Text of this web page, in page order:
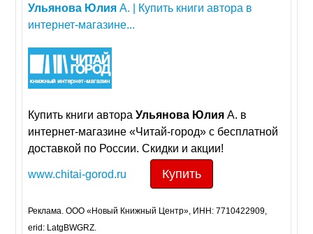
Ульянова Юлия А. | Купить книги автора в
интернет-магазине...
Купить книги авторaУльянова Юлия А. в
интернет-магазине «Читай-город» с бесплатной
доставкой по России. Скидки и акции!
www.chitai-gorod.ru Купить
Реклама. ООО «Новый Книжный Центр», ИНН: 7710422909,
erid: LatgBWGRZ.